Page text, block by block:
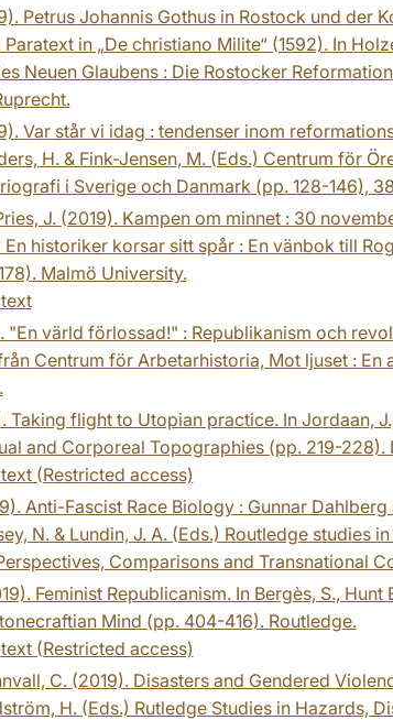
Petrus Johannis Gothus in Rostock und der
in „De christiano Milite“ (1592). In
Neuen Glaubens : Die Rostocker
Var står vi idag : tendenser inom
H. & Fink-Jensen, M. (Eds.) Centrum för
i Sverige och Danmark (pp. 128-146),
J. (2019). Kampen om minnet : 30
En historiker korsar sitt spår : En vänbok till
Malmö University.
"En värld förlossad!" : Republikanism och
Centrum för Arbetarhistoria, Mot ljuset :
Taking flight to Utopian practice. In Jordaan,
and Corporeal Topographies (pp. 219-228).
(Restricted access)
Anti-Fascist Race Biology : Gunnar
N. & Lundin, J. A. (Eds.) Routledge studies
Comparisons and Transnational
Feminist Republicanism. In Bergès, S.,
Mind (pp. 404-416). Routledge.
(Restricted access)
C. (2019). Disasters and Gendered
H. (Eds.) Rutledge Studies in Hazards,